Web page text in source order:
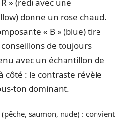
» (red) avec une
donne un rose chaud.
« B » (blue) tire
de toujours
avec un échantillon de
côté : le contraste révèle
ton dominant.
saumon, nude) : convient